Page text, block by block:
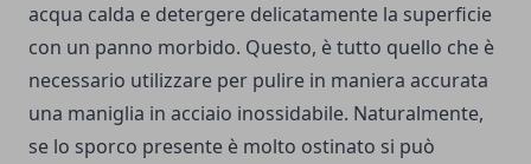
acqua calda e detergere delicatamente la superficie
con un panno morbido. Questo, è tutto quello che è
necessario utilizzare per pulire in maniera accurata
una maniglia in acciaio inossidabile. Naturalmente,
se lo sporco presente è molto ostinato si può